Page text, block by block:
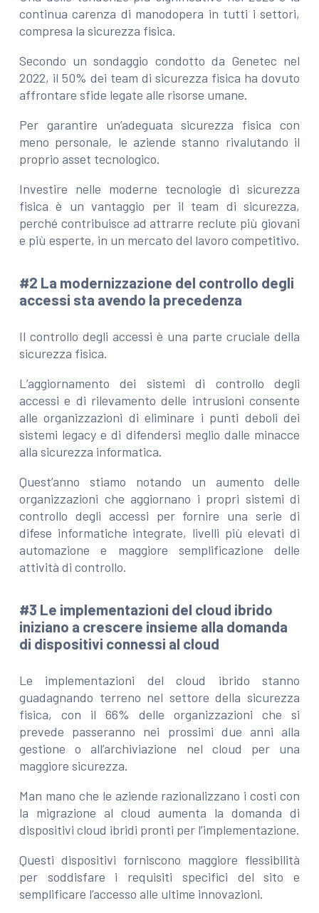
continua carenza di manodopera in tutti i settori,
compresa la sicurezza fisica.
Secondo un sondaggio condotto da Genetec nel
2022, il 50% dei team di sicurezza fisica ha dovuto
affrontare sfide legate alle risorse umane.
Per garantire un’adeguata sicurezza fisica con
meno personale, le aziende stanno rivalutando il
proprio asset tecnologico.
Investire nelle moderne tecnologie di sicurezza
fisica è un vantaggio per il team di sicurezza,
perché contribuisce ad attrarre reclute più giovani
e più esperte, in un mercato del lavoro competitivo.
#2 La modernizzazione del controllo degli
accessi sta avendo la precedenza
Il controllo degli accessi è una parte cruciale della
sicurezza fisica.
L’aggiornamento dei sistemi di controllo degli
accessi e di rilevamento delle intrusioni consente
alle organizzazioni di eliminare i punti deboli dei
sistemi legacy e di difendersi meglio dalle minacce
alla sicurezza informatica.
Quest’anno stiamo notando un aumento delle
organizzazioni che aggiornano i propri sistemi di
controllo degli accessi per fornire una serie di
difese informatiche integrate, livelli più elevati di
automazione e maggiore semplificazione delle
attività di controllo.
#3 Le implementazioni del cloud ibrido
iniziano a crescere insieme alla domanda
di dispositivi connessi al cloud
Le implementazioni del cloud ibrido stanno
guadagnando terreno nel settore della sicurezza
fisica, con il 66% delle organizzazioni che si
prevede passeranno nei prossimi due anni alla
gestione o all’archiviazione nel cloud per una
maggiore sicurezza.
Man mano che le aziende razionalizzano i costi con
la migrazione al cloud aumenta la domanda di
dispositivi cloud ibridi pronti per l’implementazione.
Questi dispositivi forniscono maggiore flessibilità
per soddisfare i requisiti specifici del sito e
semplificare l’accesso alle ultime innovazioni.